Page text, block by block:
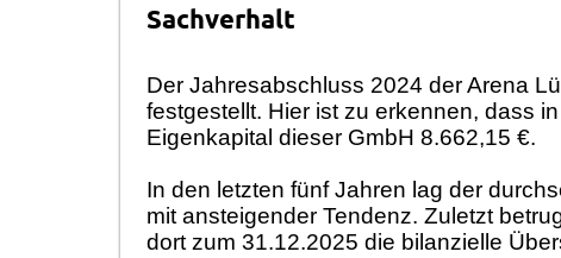
Sachverhalt
Der Jahresabschluss 2024 der Arena
festgestellt. Hier ist zu erkennen, dass
Eigenkapital dieser GmbH 8.662,15 €.
In den letzten fünf Jahren lag der
mit ansteigender Tendenz. Zuletzt
dort zum 31.12.2025 die bilanzielle